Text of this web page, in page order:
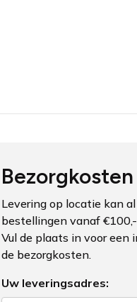
Bezorgkosten
Levering op locatie kan
bestellingen vanaf
Vul de plaats in voor een
de bezorgkosten.
Uw leveringsadres: